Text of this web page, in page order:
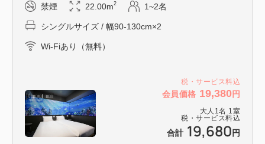
水中撮影で活躍される「赤木正和氏」に、この部屋の
ために撮影いただいたもの。
映像はもちろん、海やダイバーが泳ぐ音も再現されて
灯りを消せば、まるで海を静かに泳いでいるかのよう
な心地になれます♪
税・サービス料込
会員価格 19,380円
大人 1 名 1 室
税・サービス料込
合計 19,680 円
禁煙 22.00m2 1~2名
シングルサイズ / 幅90-130cm×2
Wi-Fiあり（無料）